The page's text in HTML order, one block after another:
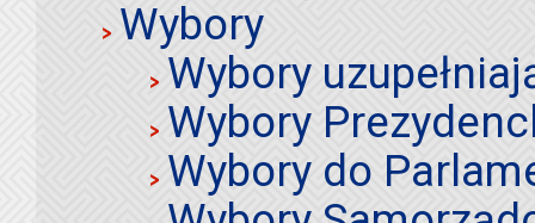
Wybory
Wybory
Wybory
Wybory do